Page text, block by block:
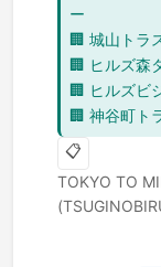
ー
🏢 城山トラ
🏢 ヒルズ森
🏢 ヒルズビ
🏢 神谷町ト
📋
TOKYO TO